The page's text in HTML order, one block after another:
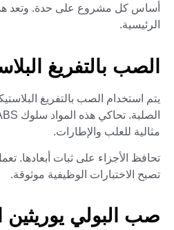
أساس كل مشروع على حدة. وتعد هذه
الرئيسية.
الصب بالتفريغ
يتم استخدام الصب بالتفريغ
مثالية للعلب والإطارات.
تحافظ الأجزاء على ثبات أبعادها.
تصبح الاختبارات الوظيفية موثوقة.
صب البولي يوريثين